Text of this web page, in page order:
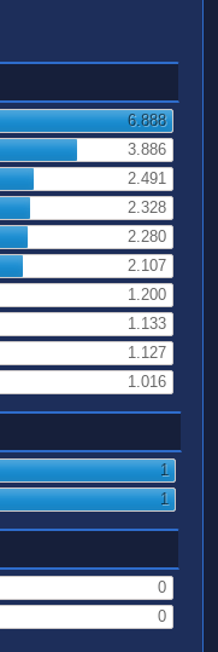
6.888
3.886
2.491
2.328
2.280
2.107
1.200
1.133
1.127
1.016
1
1
0
0